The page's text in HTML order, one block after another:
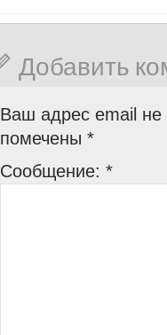
Добавить
Ваш адрес email не
помечены *
Сообщение: *